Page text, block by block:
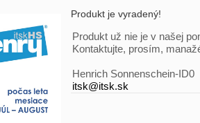
Produkt je vyradený!
Produkt už nie je v našej
Kontaktujte, prosím,
Henrich Sonnenschein-ID0
itsk@itsk.sk